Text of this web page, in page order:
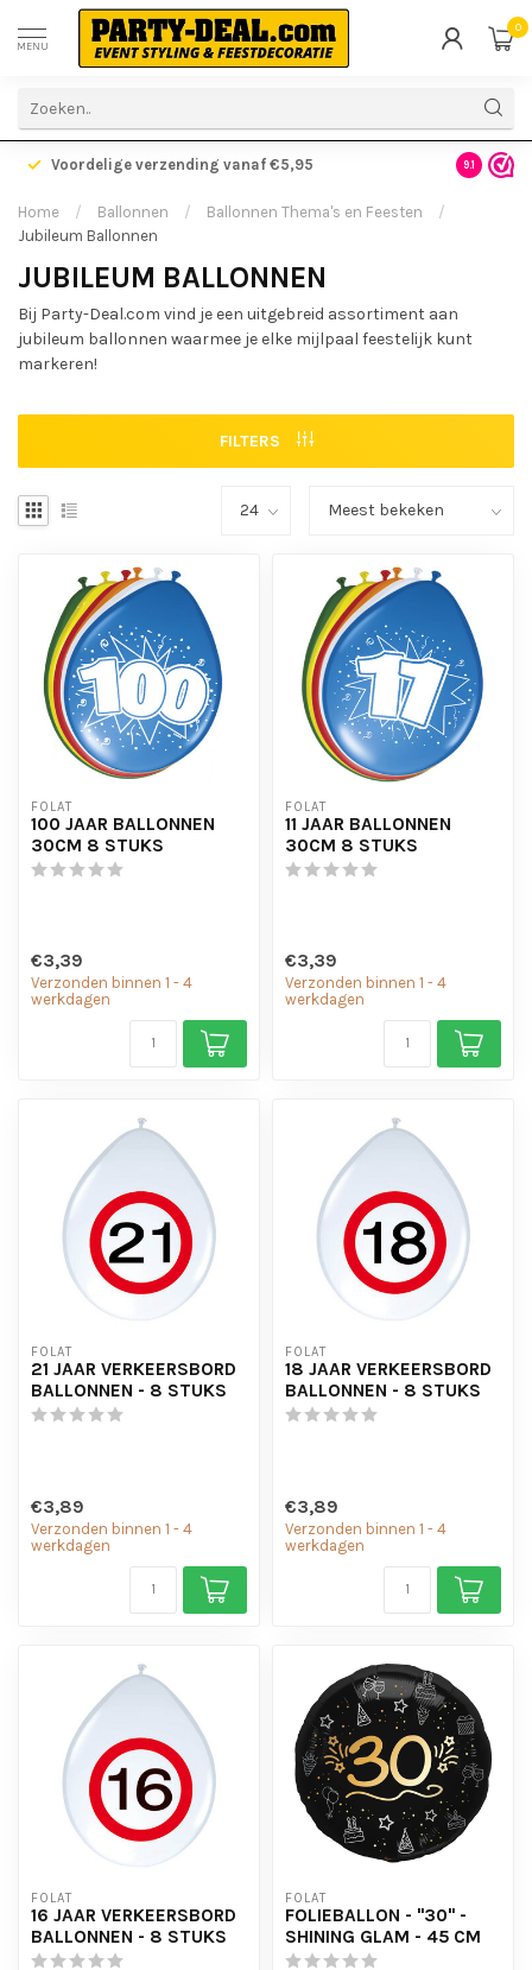
MENU
0
Voordelige verzending vanaf €5,95 Gratis
9.1
Home / Ballonnen / Ballonnen Thema's en Feesten
/
Jubileum Ballonnen
JUBILEUM BALLONNEN
Bij Party-Deal.com vind je een uitgebreid assortiment aan
jubileum ballonnen waarmee je elke mijlpaal feestelijk kunt
markeren!
FILTERS
FOLAT
100 JAAR BALLONNEN
30CM 8 STUKS
€3,39
Verzonden binnen 1 - 4
werkdagen
FOLAT
11 JAAR BALLONNEN
30CM 8 STUKS
€3,39
Verzonden binnen 1 - 4
werkdagen
FOLAT
21 JAAR VERKEERSBORD
BALLONNEN - 8 STUKS
€3,89
Verzonden binnen 1 - 4
werkdagen
FOLAT
18 JAAR VERKEERSBORD
BALLONNEN - 8 STUKS
€3,89
Verzonden binnen 1 - 4
werkdagen
FOLAT
16 JAAR VERKEERSBORD
BALLONNEN - 8 STUKS
FOLAT
FOLIEBALLON - "30" -
SHINING GLAM - 45 CM